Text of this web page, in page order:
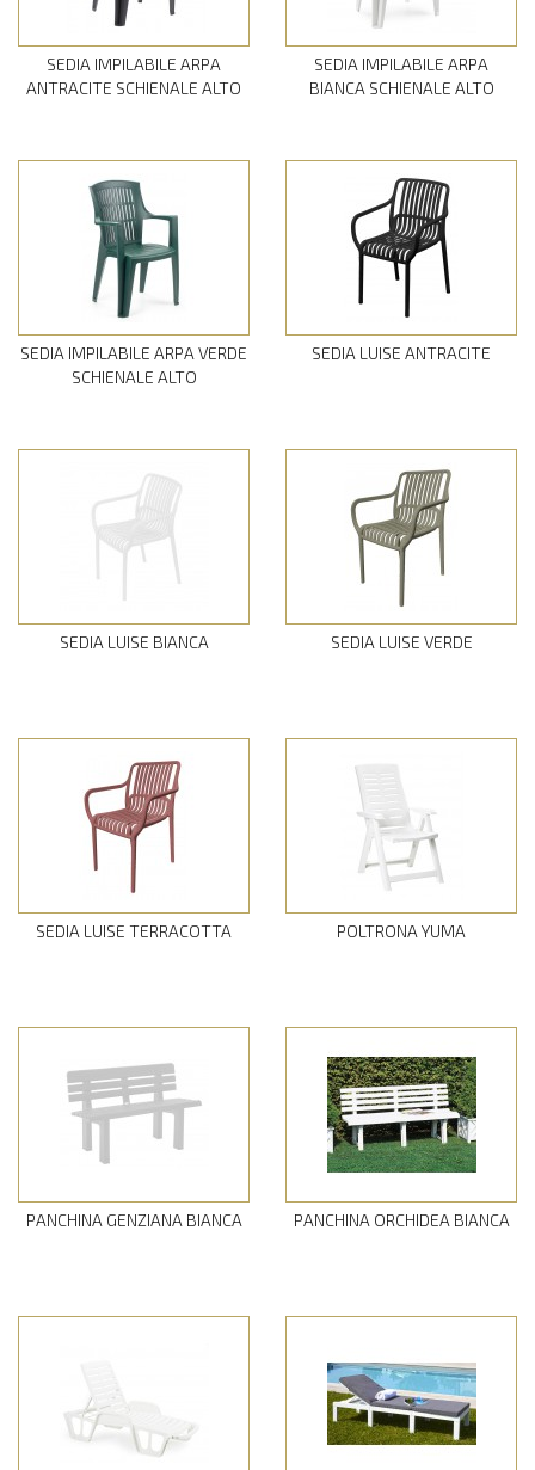
SEDIA IMPILABILE ARPA
ANTRACITE SCHIENALE ALTO
SEDIA IMPILABILE ARPA
BIANCA SCHIENALE ALTO
SEDIA IMPILABILE ARPA VERDE
SCHIENALE ALTO
SEDIA LUISE ANTRACITE
SEDIA LUISE BIANCA SEDIA LUISE VERDE
SEDIA LUISE TERRACOTTA POLTRONA YUMA
PANCHINA GENZIANA BIANCA PANCHINA ORCHIDEA BIANCA